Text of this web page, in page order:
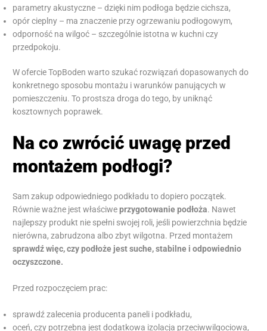
parametry akustyczne – dzięki nim podłoga będzie cichsza,
opór cieplny – ma znaczenie przy ogrzewaniu podłogowym,
odporność na wilgoć – szczególnie istotna w kuchni czy
przedpokoju.
W ofercie TopBoden warto szukać rozwiązań dopasowanych do
konkretnego sposobu montażu i warunków panujących w
pomieszczeniu. To prostsza droga do tego, by uniknąć
kosztownych poprawek.
Na co zwrócić uwagę przed
montażem podłogi?
Sam zakup odpowiedniego podkładu to dopiero początek.
Równie ważne jest właściweprzygotowanie podłoża. Nawet
najlepszy produkt nie spełni swojej roli, jeśli powierzchnia będzie
nierówna, zabrudzona albo zbyt wilgotna. Przed montażem
sprawdź więc, czy podłoże jest suche, stabilne i odpowiednio
oczyszczone.
Przed rozpoczęciem prac:
sprawdź zalecenia producenta paneli i podkładu,
oceń, czy potrzebna jest dodatkowa izolacja przeciwwilgociowa,